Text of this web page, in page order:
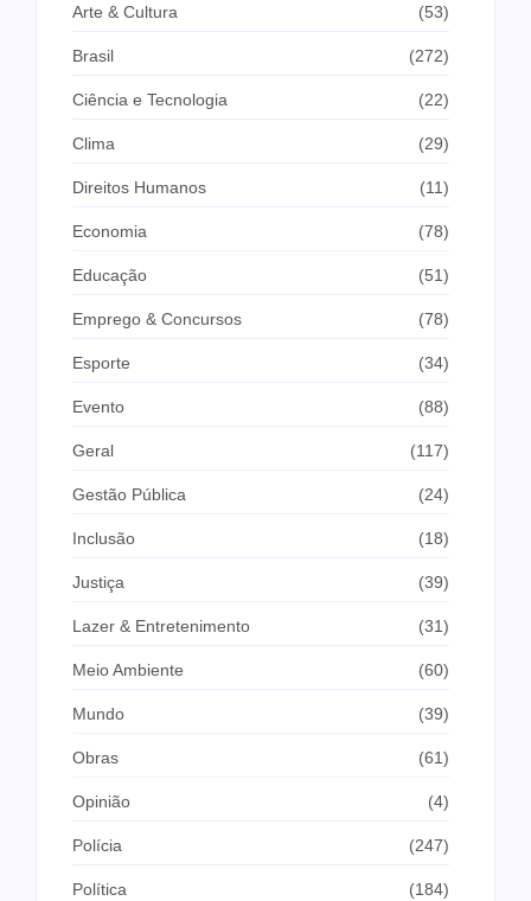
Arte & Cultura (53)
Brasil (272)
Ciência e Tecnologia (22)
Clima (29)
Direitos Humanos (11)
Economia (78)
Educação (51)
Emprego & Concursos (78)
Esporte (34)
Evento (88)
Geral (117)
Gestão Pública (24)
Inclusão (18)
Justiça (39)
Lazer & Entretenimento (31)
Meio Ambiente (60)
Mundo (39)
Obras (61)
Opinião (4)
Polícia (247)
Política (184)